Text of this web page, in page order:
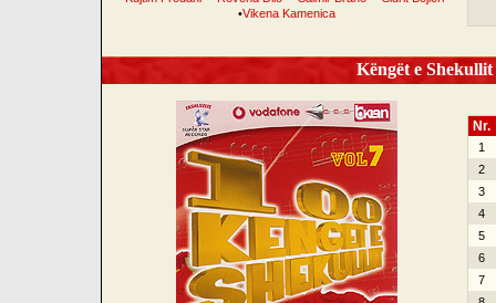
•Vikena Kamenica
Këngët e
Nr.
1
2
3
4
5
6
7